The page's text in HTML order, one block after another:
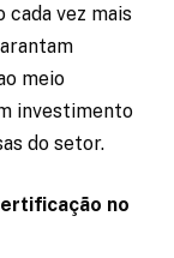
cada vez mais
meio
investimento
do setor.
no